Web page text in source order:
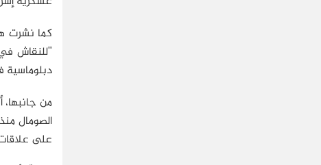
"للنقاش
دبلوماسية
الصومال
على